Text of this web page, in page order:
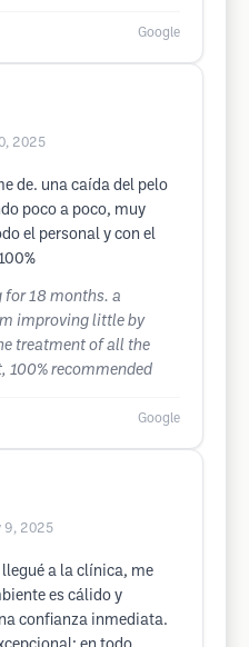
Google
2025
de. una caída del pelo
poco a poco, muy
el personal y con el
for 18 months. a
improving little by
treatment of all the
100% recommended
Google
9, 2025
llegué a la clínica, me
es cálido y
confianza inmediata.